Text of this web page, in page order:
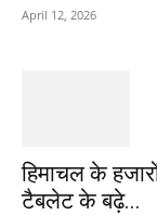
April 12, 2026
हिमाचल के
टैबलेट के बढ़े...